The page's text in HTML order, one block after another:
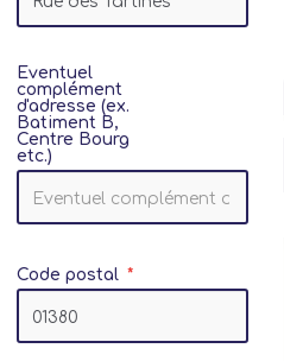
Eventuel
complément
d'adresse (ex.
Batiment B,
Centre Bourg
etc.)
Code postal